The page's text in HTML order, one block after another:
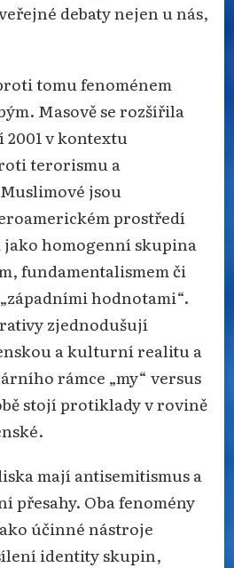
debaty nejen u nás,
tomu fenoménem
Masově se rozšířila
2001 v kontextu
terorismu a
jsou
prostředí
jako homogenní skupina
fundamentalismem či
hodnotami“.
zjednodušují
a kulturní realitu a
rámce „my“ versus
stojí protiklady v rovině
mají antisemitismus a
přesahy. Oba fenomény
účinné nástroje
identity skupin,